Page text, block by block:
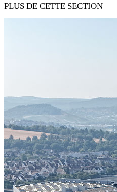
PLUS DE CETTE SECTION